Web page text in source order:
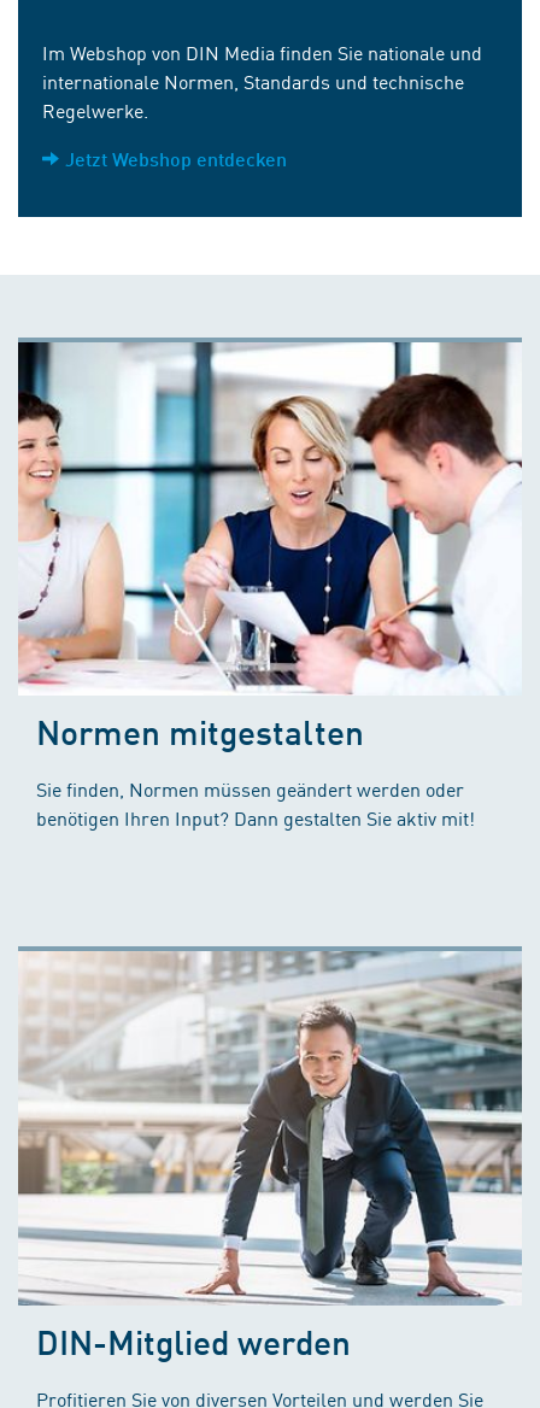
Im Webshop von DIN Media finden Sie nationale und
internationale Normen, Standards und technische
Regelwerke.
Jetzt Webshop entdecken
Normen mitgestalten
Sie finden, Normen müssen geändert werden oder
benötigen Ihren Input? Dann gestalten Sie aktiv mit!
DIN-Mitglied werden
Profitieren Sie von diversen Vorteilen und werden Sie